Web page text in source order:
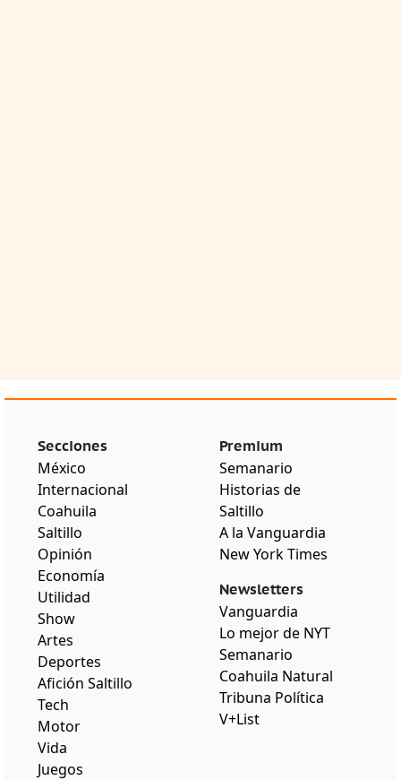
Secciones
México
Internacional
Coahuila
Saltillo
Opinión
Economía
Utilidad
Show
Artes
Deportes
Afición Saltillo
Tech
Motor
Vida
Juegos
Premium
Semanario
Historias de
Saltillo
A la Vanguardia
New York Times
Newsletters
Vanguardia
Lo mejor de NYT
Semanario
Coahuila Natural
Tribuna Política
V+List